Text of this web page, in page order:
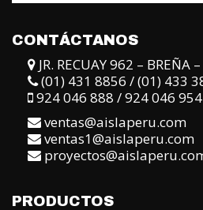
CONTÁCTANOS
JR. RECUAY 962 – BREÑA
(01) 431 8856 / (01) 433
924 046 888 / 924 046 954
ventas@aislaperu.com
ventas1@aislaperu.com
PRODUCTOS